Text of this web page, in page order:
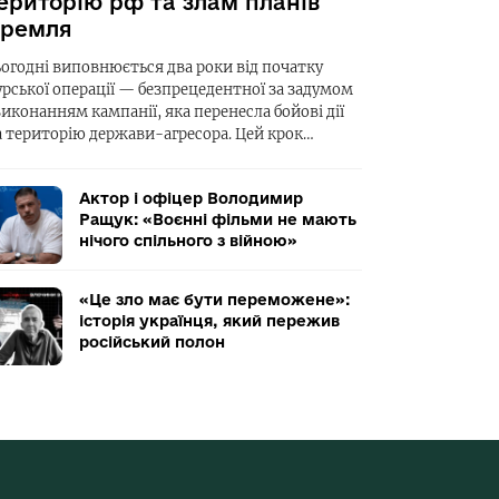
виповнюється два роки від початку
операції — безпрецедентної за задумом
кампанії, яка перенесла бойові дії
територію держави-агресора. Цей крок…
Актор і офіцер Володимир
Ращук: «Воєнні фільми не мають
нічого спільного з війною»
«Це зло має бути переможене»:
історія українця, який пережив
російський полон